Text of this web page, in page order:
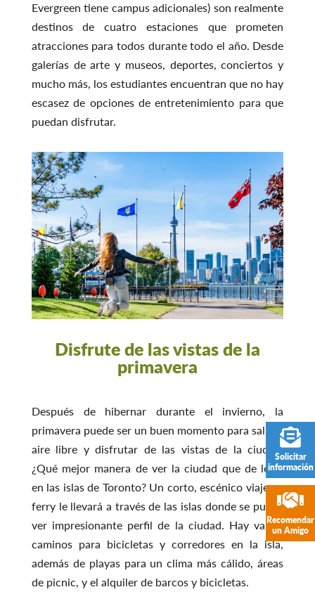
Evergreen tiene campus adicionales) son realmente
destinos de cuatro estaciones que prometen
atracciones para todos durante todo el año. Desde
galerías de arte y museos, deportes, conciertos y
mucho más, los estudiantes encuentran que no hay
escasez de opciones de entretenimiento para que
puedan disfrutar.
Disfrute de las vistas de la
primavera
Después de hibernar durante el invierno, la
primavera puede ser un buen momento para salir al
aire libre y disfrutar de las vistas de la ciudad.
¿Qué mejor manera de ver la ciudad que de lejos
en las islas de Toronto? Un corto, escénico viaje en
ferry le llevará a través de las islas donde se puede
ver impresionante perfil de la ciudad. Hay varios
caminos para bicicletas y corredores en la isla,
además de playas para un clima más cálido, áreas
de picnic, y el alquiler de barcos y bicicletas.
Solicitar
información
Recomendar
un Amigo